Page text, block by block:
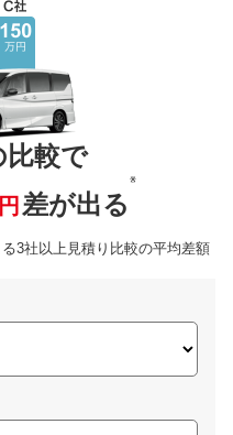
比較で
差が出る
※
3社以上見積り比較の平均差額